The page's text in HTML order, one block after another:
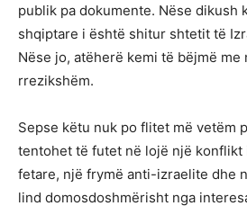
publik pa dokumente. Nëse dikush
shqiptare i është shitur shtetit të
Nëse jo, atëherë kemi të bëjmë me
rrezikshëm.
Sepse këtu nuk po flitet më vetëm
tentohet të futet në lojë një konflikt
fetare, një frymë anti-izraelite dhe
lind domosdoshmërisht nga